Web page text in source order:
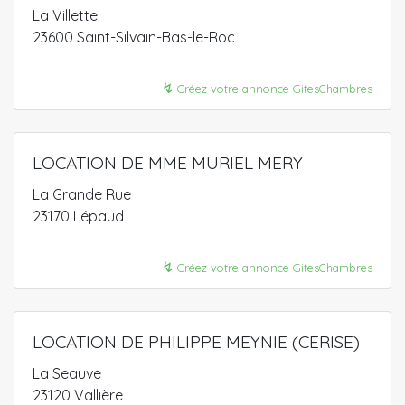
La Villette
23600 Saint-Silvain-Bas-le-Roc
↯ Créez votre annonce GitesChambres
LOCATION DE MME MURIEL MERY
La Grande Rue
23170 Lépaud
↯ Créez votre annonce GitesChambres
LOCATION DE PHILIPPE MEYNIE (CERISE)
La Seauve
23120 Vallière